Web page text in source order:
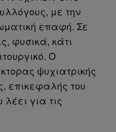
με την
επαφή. Σε
φυσικά, κάτι
Ο
ψυχιατρικής
επικεφαλής του
για τις